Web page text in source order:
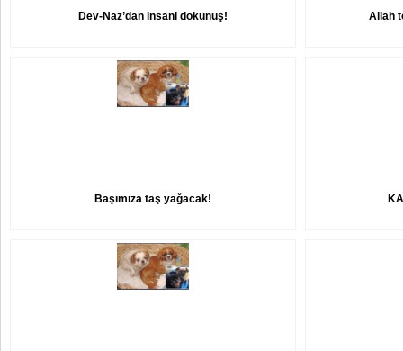
Dev-Naz’dan insani dokunuş! Allah
Başımıza taş yağacak!